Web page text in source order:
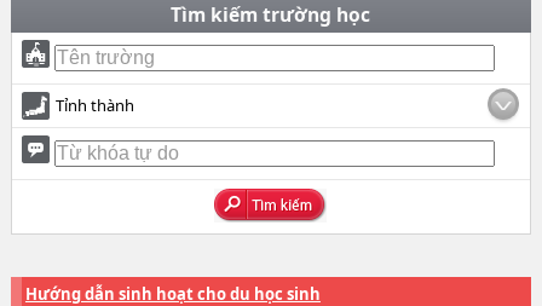
Tìm kiếm trường học
Tỉnh thành
Hướng dẫn sinh hoạt cho du học sinh